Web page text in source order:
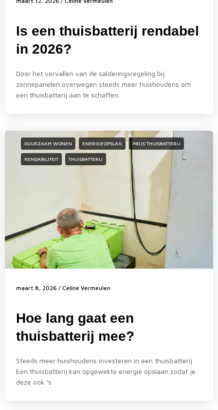
Is een thuisbatterij rendabel
in 2026?
Door het vervallen van de salderingsregeling bij
zonnepanelen overwegen steeds meer huishoudens om
een thuisbatterij aan te schaffen.
DUURZAAM WONEN ENERGIEOPSLAG PRIJS THUISBATTERIJ
RENDABILITEIT THUISBATTERIJ
maart 8, 2026 / Celine Vermeulen
Hoe lang gaat een
thuisbatterij mee?
Steeds meer huishoudens investeren in een thuisbatterij.
Een thuisbatterij kan opgewekte energie opslaan zodat je
deze ook ’s